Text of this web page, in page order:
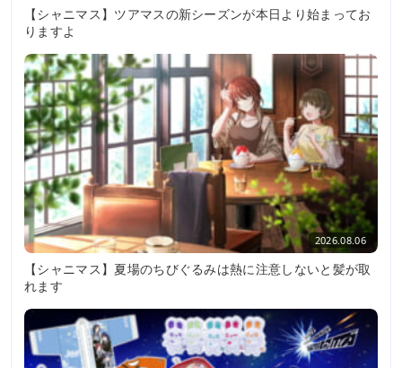
【シャニマス】ツアマスの新シーズンが本日より始まってお
りますよ
2026.08.06
【シャニマス】夏場のちびぐるみは熱に注意しないと髪が取
れます